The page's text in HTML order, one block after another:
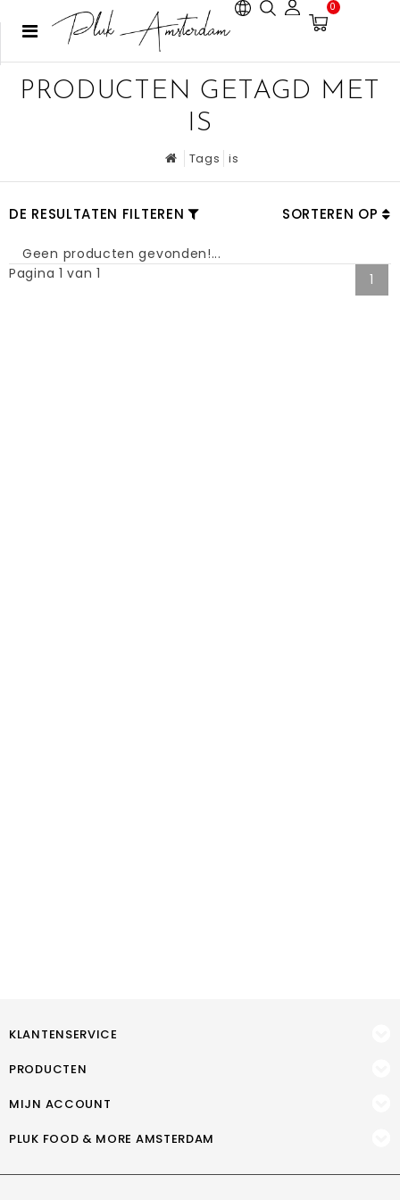
0
PRODUCTEN GETAGD MET
IS
Tags is
DE RESULTATEN FILTEREN SORTEREN OP
Geen producten gevonden!...
Pagina 1 van 1
1
KLANTENSERVICE
PRODUCTEN
MIJN ACCOUNT
PLUK FOOD & MORE AMSTERDAM